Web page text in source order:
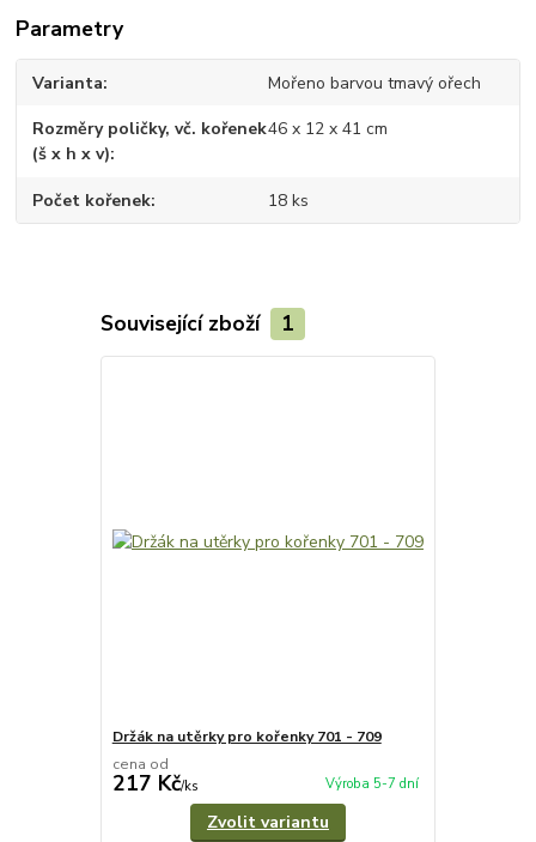
Parametry
Varianta Mořeno barvou tmavý ořech
Rozměry poličky, vč. kořenek
(š x h x v)
46 x 12 x 41 cm
Počet kořenek 18 ks
Související zboží 1
Držák na utěrky pro kořenky 701 - 709
cena od
217 Kč/ks Výroba 5-7 dní
Zvolit variantu